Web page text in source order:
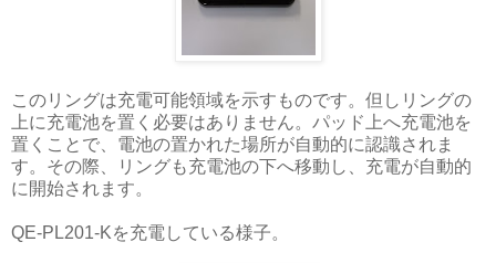
このリングは充電可能領域を示すものです。但しリングの
上に充電池を置く必要はありません。パッド上へ充電池を
置くことで、電池の置かれた場所が自動的に認識されま
す。その際、リングも充電池の下へ移動し、充電が自動的
に開始されます。
QE-PL201-Kを充電している様子。